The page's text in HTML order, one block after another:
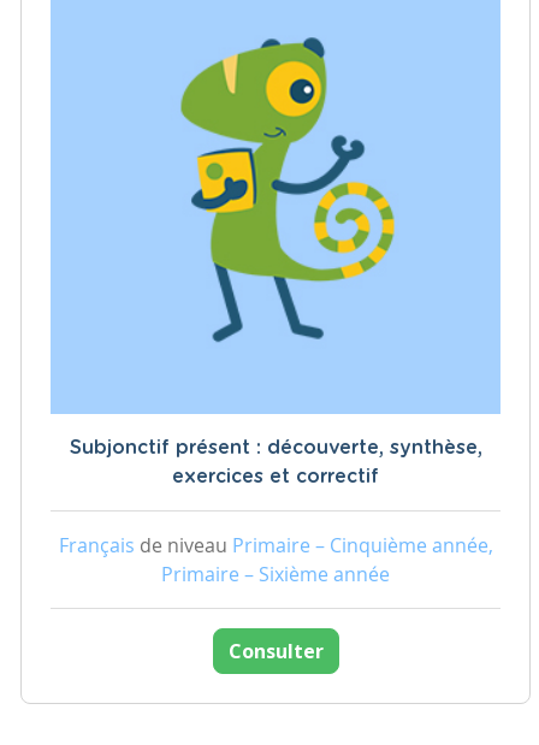
Subjonctif présent : découverte, synthèse,
exercices et correctif
Français de niveau Primaire – Cinquième année,
Primaire – Sixième année
Consulter